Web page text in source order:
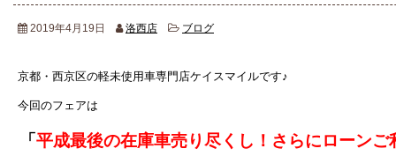
2019年4月19日 洛西店 ブログ
京都・西京区の軽未使用車専門店ケイスマイルです♪
今回のフェアは
「 平成最後の在庫車売り尽くし！さらにローン